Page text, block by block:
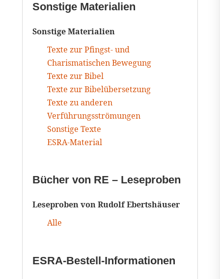
Sonstige Materialien
Sonstige Materialien
Texte zur Pfingst- und
Charismatischen Bewegung
Texte zur Bibel
Texte zur Bibelübersetzung
Texte zu anderen
Verführungsströmungen
Sonstige Texte
ESRA-Material
Bücher von RE – Leseproben
Leseproben von Rudolf Ebertshäuser
Alle
ESRA-Bestell-Informationen